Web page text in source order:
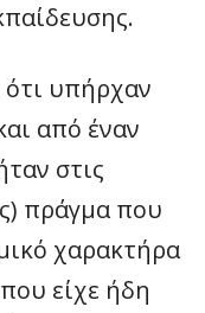
ότι υπήρχαν
από έναν
στις
πράγμα που
χαρακτήρα
είχε ήδη